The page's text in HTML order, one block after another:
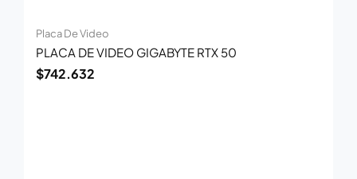
Placa De Video
PLACA DE VIDEO GIGABYTE RTX 50
$742.632